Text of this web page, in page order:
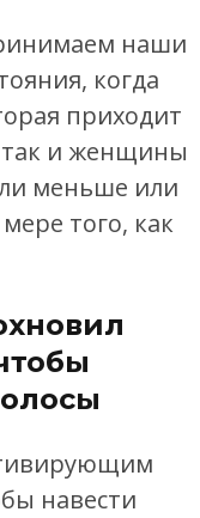
наши
когда
приходит
так и женщины
меньше или
того, как
навести